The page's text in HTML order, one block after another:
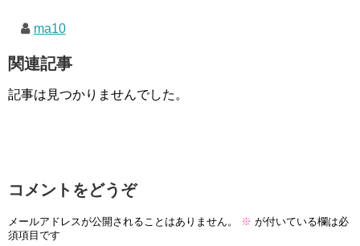
ma10
関連記事
記事は見つかりませんでした。
コメントをどうぞ
メールアドレスが公開されることはありません。 ※ が付いている欄は必
須項目です